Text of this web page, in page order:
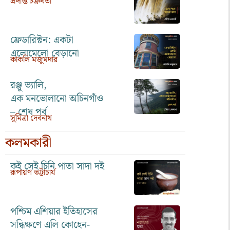
ফ্রেডারিক্টন: একটা
এলোমেলো বেড়ানো
কাকলি মজুমদার
রঞ্জু ভ্যালি,
এক মনভোলানো অচিনগাঁও
– শেষ পর্ব
সুমিত্রা দেবনাথ
কলমকারী
কই সেই চিনি পাতা সাদা দই
রূপায়ণ ভট্টাচার্য
পশ্চিম এশিয়ার ইতিহাসের
সন্ধিক্ষণে এলি কোহেন-